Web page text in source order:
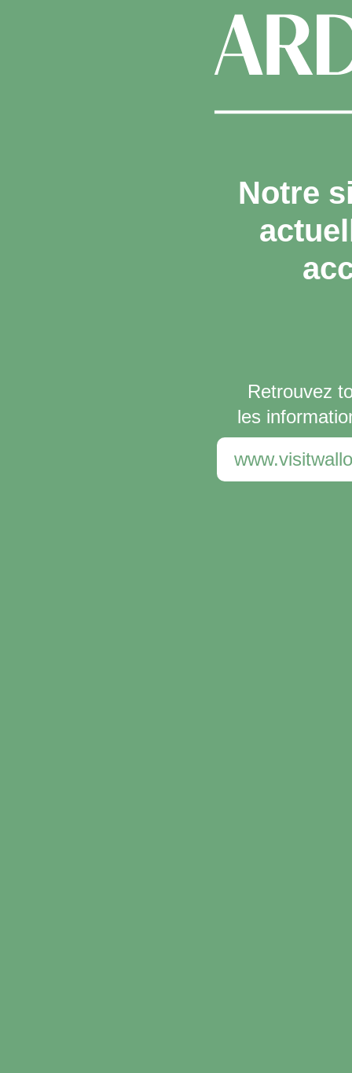
Notre
Retrouvez
les